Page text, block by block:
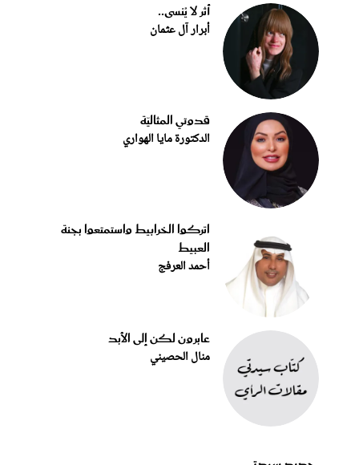
أثر لا يُنسى..
أبرار آل عثمان
قدوتي المثاليّة
الدكتورة مايا الهواري
اتركوا الخرابيط واستمتعوا بجنة
العبيط
أحمد العرفج
عابرون لكن إلى الأبد
منال الحصيني